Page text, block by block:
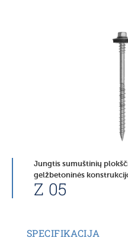
Jungtis sumuštinių
gelžbetoninės
Z 05
SPECIFIKACIJA